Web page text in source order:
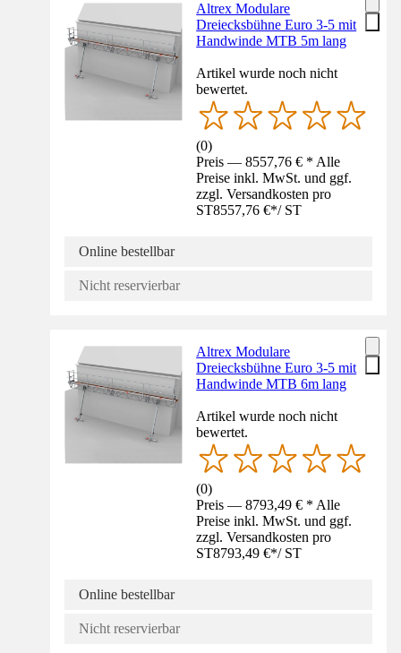
Altrex Modulare
Dreiecksbühne Euro 3-5 mit
Handwinde MTB 5m lang
Artikel wurde noch nicht
bewertet.
(0)
Preis — 8557,76 € * Alle
Preise inkl. MwSt. und ggf.
zzgl. Versandkosten pro
ST8557,76 €*/ ST
Online bestellbar
Nicht reservierbar
Altrex Modulare
Dreiecksbühne Euro 3-5 mit
Handwinde MTB 6m lang
Artikel wurde noch nicht
bewertet.
(0)
Preis — 8793,49 € * Alle
Preise inkl. MwSt. und ggf.
zzgl. Versandkosten pro
ST8793,49 €*/ ST
Online bestellbar
Nicht reservierbar